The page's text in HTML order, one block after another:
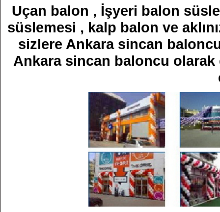
Uçan balon , İşyeri balon
süslemesi , kalp balon ve
sizlere Ankara sincan
Ankara sincan baloncu